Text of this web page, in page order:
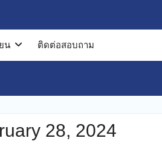
น ติดต่อสอบถาม
28, 2024